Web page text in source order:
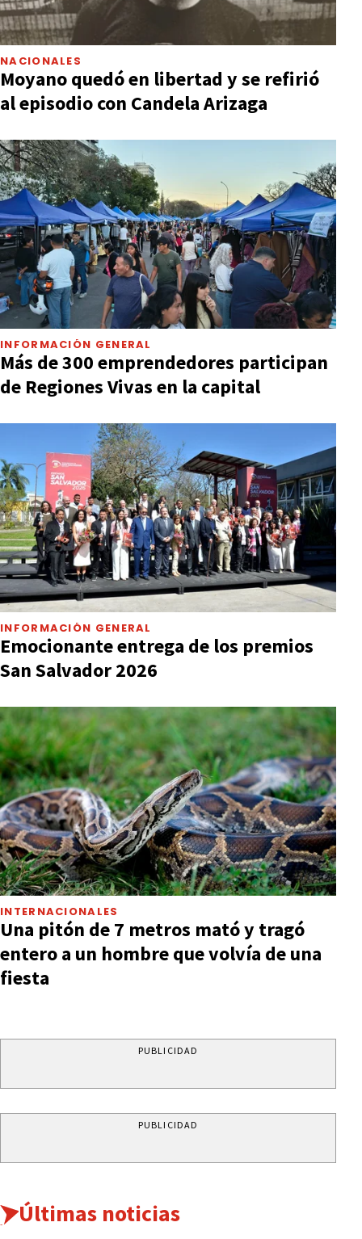
NACIONALES
Moyano quedó en libertad y se refirió
al episodio con Candela Arizaga
INFORMACIÓN GENERAL
Más de 300 emprendedores participan
de Regiones Vivas en la capital
INFORMACIÓN GENERAL
Emocionante entrega de los premios
San Salvador 2026
INTERNACIONALES
Una pitón de 7 metros mató y tragó
entero a un hombre que volvía de una
fiesta
PUBLICIDAD
PUBLICIDAD
Últimas noticias